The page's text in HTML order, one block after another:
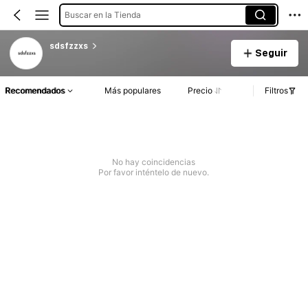
Buscar en la Tienda
sdsfzzxs
Seguir
Recomendados Más populares Precio Filtros
No hay coincidencias
Por favor inténtelo de nuevo.